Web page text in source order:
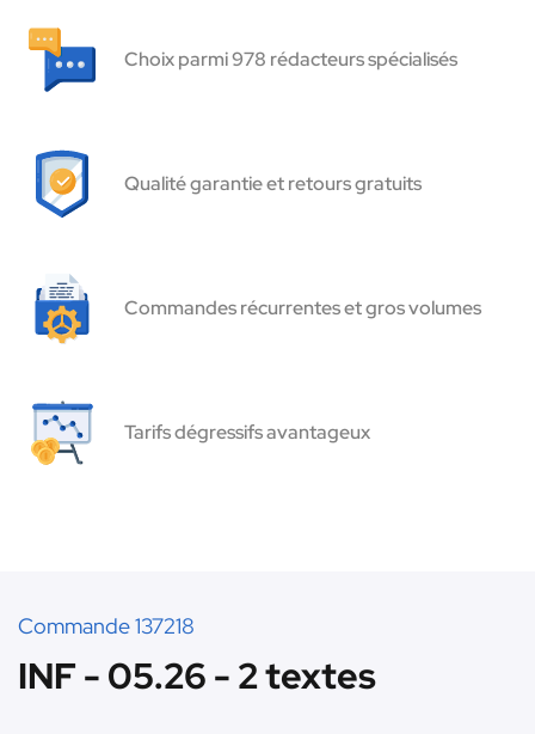
Choix parmi 978 rédacteurs spécialisés
Qualité garantie et retours gratuits
Commandes récurrentes et gros volumes
Tarifs dégressifs avantageux
Commande 137218
INF - 05.26 - 2 textes